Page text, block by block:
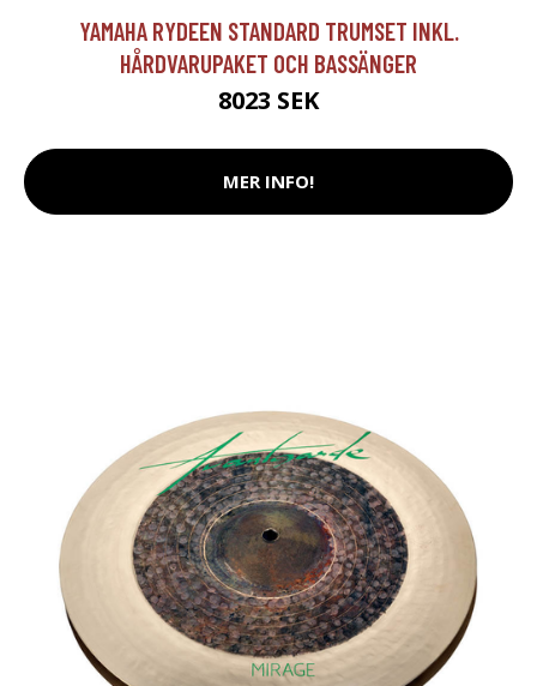
YAMAHA RYDEEN STANDARD TRUMSET INKL.
HÅRDVARUPAKET OCH BASSÄNGER
8023 SEK
MER INFO!